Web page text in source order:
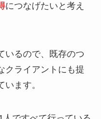
につなげたいと考え
いるので、既存のつ
クライアントにも提
ます。